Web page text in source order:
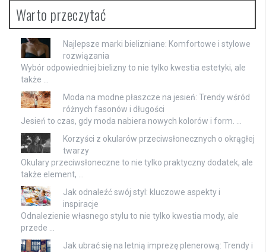
Warto przeczytać
Najlepsze marki bielizniane: Komfortowe i stylowe
rozwiązania
Wybór odpowiedniej bielizny to nie tylko kwestia estetyki, ale
także …
Moda na modne płaszcze na jesień: Trendy wśród
różnych fasonów i długości
Jesień to czas, gdy moda nabiera nowych kolorów i form. …
Korzyści z okularów przeciwsłonecznych o okrągłej
twarzy
Okulary przeciwsłoneczne to nie tylko praktyczny dodatek, ale
także element, …
Jak odnaleźć swój styl: kluczowe aspekty i
inspiracje
Odnalezienie własnego stylu to nie tylko kwestia mody, ale
przede …
Jak ubrać się na letnią imprezę plenerową: Trendy i